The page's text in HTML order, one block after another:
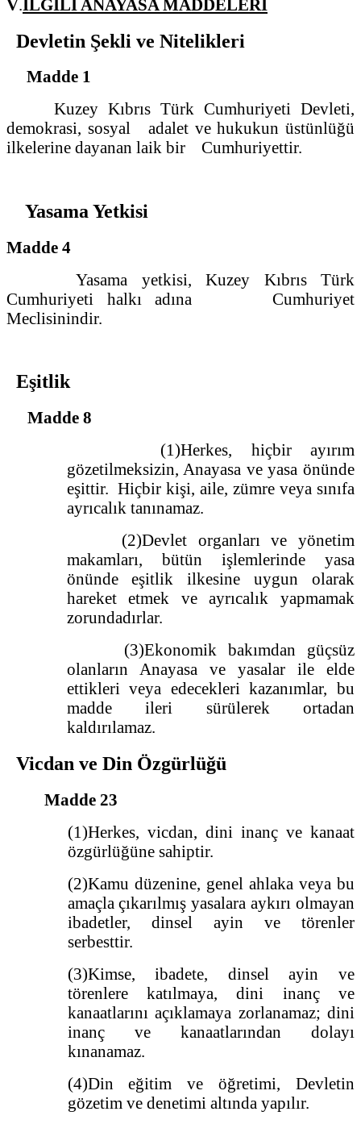
V. İLGİLİ ANAYASA MADDELERİ
Devletin Şekli ve Nitelikleri
Madde 1
Kuzey Kıbrıs Türk Cumhuriyeti Devleti,
demokrasi, sosyal adalet ve hukukun üstünlüğü
ilkelerine dayanan laik bir Cumhuriyettir.
Yasama Yetkisi
Madde 4
Yasama yetkisi, Kuzey Kıbrıs Türk
Cumhuriyeti halkı adına Cumhuriyet
Meclisinindir.
Eşitlik
Madde 8
(1)Herkes, hiçbir ayırım
gözetilmeksizin, Anayasa ve yasa önünde
eşittir. Hiçbir kişi, aile, zümre veya sınıfa
ayrıcalık tanınamaz.
(2)Devlet organları ve yönetim
makamları, bütün işlemlerinde yasa
önünde eşitlik ilkesine uygun olarak
hareket etmek ve ayrıcalık yapmamak
zorundadırlar.
(3)Ekonomik bakımdan güçsüz
olanların Anayasa ve yasalar ile elde
ettikleri veya edecekleri kazanımlar, bu
madde ileri sürülerek ortadan
kaldırılamaz.
Vicdan ve Din Özgürlüğü
Madde 23
(1)Herkes, vicdan, dini inanç ve kanaat
özgürlüğüne sahiptir.
(2)Kamu düzenine, genel ahlaka veya bu
amaçla çıkarılmış yasalara aykırı olmayan
ibadetler, dinsel ayin ve törenler
serbesttir.
(3)Kimse, ibadete, dinsel ayin ve
törenlere katılmaya, dini inanç ve
kanaatlarını açıklamaya zorlanamaz; dini
inanç ve kanaatlarından dolayı
kınanamaz.
(4)Din eğitim ve öğretimi, Devletin
gözetim ve denetimi altında yapılır.